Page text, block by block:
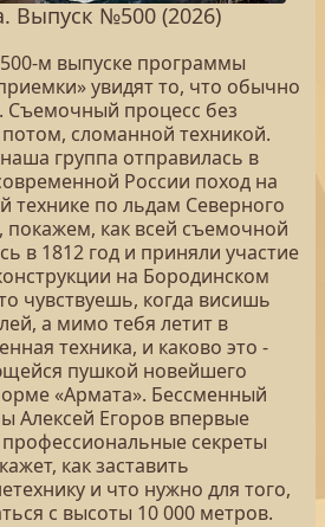
Выпуск №500 (2026)
м выпуске программы
увидят то, что обычно
Съемочный процесс без
сломанной техникой.
группа отправилась в
России поход на
технике по льдам Северного
покажем, как всей съемочной
в 1812 год и приняли участие
на Бородинском
чувствуешь, когда висишь
а мимо тебя летит в
техника, и каково это -
пушкой новейшего
«Армата». Бессменный
Алексей Егоров впервые
секреты
как заставить
и что нужно для того,
с высоты 10 000 метров.